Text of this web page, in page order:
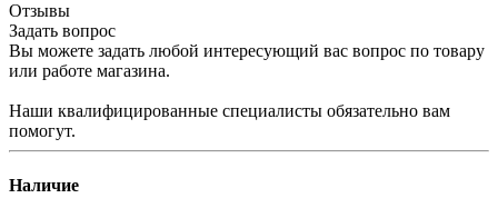
Отзывы
Задать вопрос
Вы можете задать любой интересующий вас вопрос по товару
или работе магазина.
Наши квалифицированные специалисты обязательно вам
помогут.
Наличие